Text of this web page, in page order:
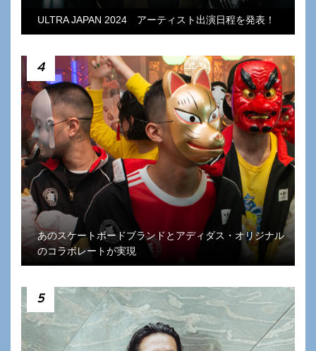
ULTRA JAPAN 2024 アーティスト出演日程を発表！
4
あのスケートボードブランドとアディダス・オリジナル
のコラボレートが実現
5